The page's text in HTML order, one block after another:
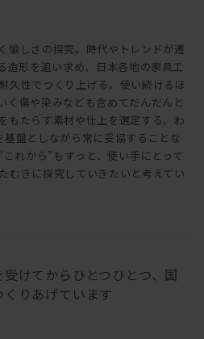
愉しさの探究。時代やトレンドが遷
造形を追い求め、日本各地の家具工
久性でつくり上げる。使い続けるほ
く傷や染みなども含めてだんだんと
もたらす素材や仕上を選定する。わ
盤としながら常に妥協することな
れから”もずっと、使い手にとって
むきに探究していきたいと考えてい
けてからひとつひとつ、国
りあげています